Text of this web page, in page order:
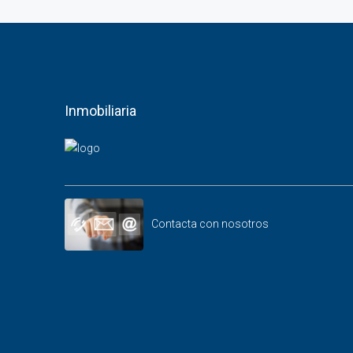
Inmobiliaria
Contacta con nosotros